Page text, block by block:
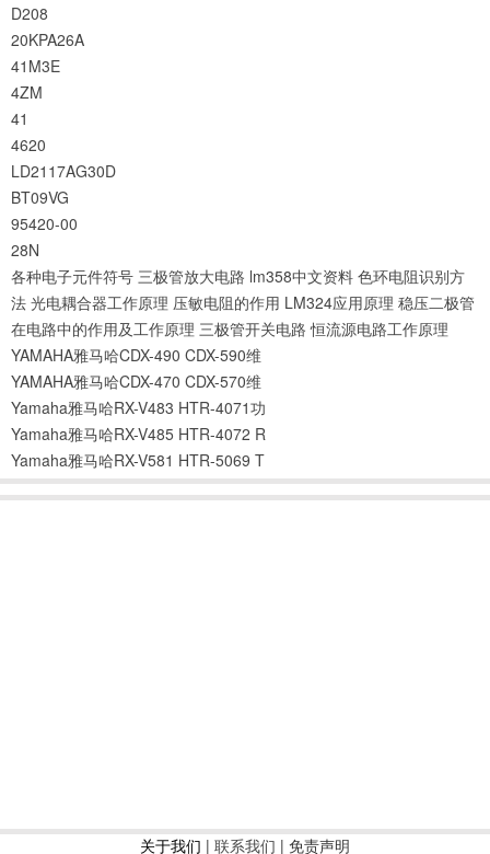
D208
20KPA26A
41M3E
4ZM
41
4620
LD2117AG30D
BT09VG
95420-00
28N
各种电子元件符号 三极管放大电路 lm358中文资料 色环电阻识别方
法 光电耦合器工作原理 压敏电阻的作用 LM324应用原理 稳压二极管
在电路中的作用及工作原理 三极管开关电路 恒流源电路工作原理
YAMAHA雅马哈CDX-490 CDX-590维
YAMAHA雅马哈CDX-470 CDX-570维
Yamaha雅马哈RX-V483 HTR-4071功
Yamaha雅马哈RX-V485 HTR-4072 R
Yamaha雅马哈RX-V581 HTR-5069 T
关于我们 | 联系我们 | 免责声明